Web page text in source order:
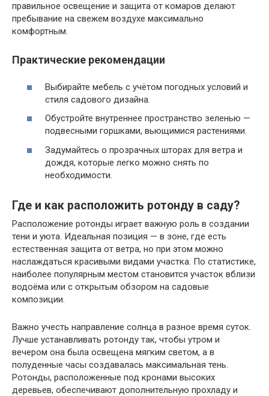
правильное освещение и защита от комаров делают
пребывание на свежем воздухе максимально
комфортным.
Практические рекомендации
Выбирайте мебель с учётом погодных условий и
стиля садового дизайна.
Обустройте внутреннее пространство зеленью —
подвесными горшками, вьющимися растениями.
Задумайтесь о прозрачных шторах для ветра и
дождя, которые легко можно снять по
необходимости.
Где и как расположить ротонду в саду?
Расположение ротонды играет важную роль в создании
тени и уюта. Идеальная позиция — в зоне, где есть
естественная защита от ветра, но при этом можно
наслаждаться красивыми видами участка. По статистике,
наиболее популярным местом становится участок вблизи
водоёма или с открытым обзором на садовые
композиции.
Важно учесть направление солнца в разное время суток.
Лучше устанавливать ротонду так, чтобы утром и
вечером она была освещена мягким светом, а в
полуденные часы создавалась максимальная тень.
Ротонды, расположенные под кронами высоких
деревьев, обеспечивают дополнительную прохладу и